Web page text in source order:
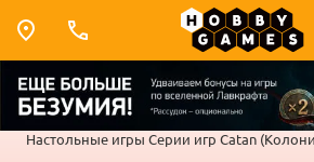
Настольные игры Серии игр Catan